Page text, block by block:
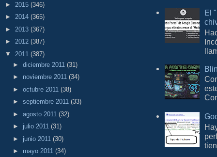
► 2015 (346)
► 2014 (365)
► 2013 (367)
► 2012 (387)
▼ 2011 (387)
► diciembre 2011 (31)
► noviembre 2011 (34)
► octubre 2011 (38)
► septiembre 2011 (33)
► agosto 2011 (32)
► julio 2011 (31)
► junio 2011 (30)
► mayo 2011 (34)
El